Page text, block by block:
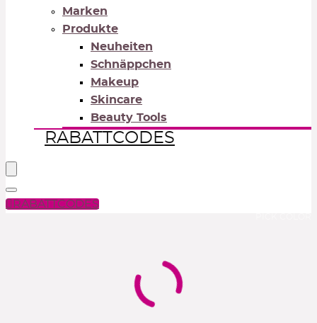
Marken
Produkte
Neuheiten
Schnäppchen
Makeup
Skincare
Beauty Tools
RABATTCODES
RABATTCODES